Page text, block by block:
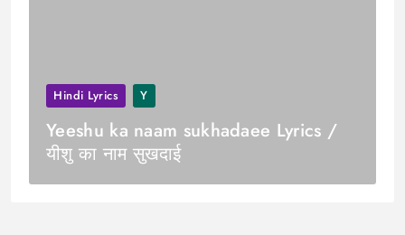
Hindi Lyrics Y
Yeeshu ka naam sukhadaee Lyrics /
यीशु का नाम सुखदाई